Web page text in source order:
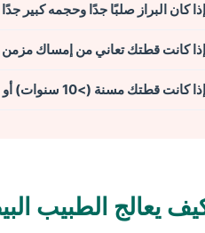
إذا كان البراز صلبًا جدًا وحجمه كبير
إذا كانت قطتك تعاني من إمساك مزمن (>3
إذا كانت قطتك مسنة (>10 سنوات) أو مصابة بأمراض مزمنة
يعالج الطبيب